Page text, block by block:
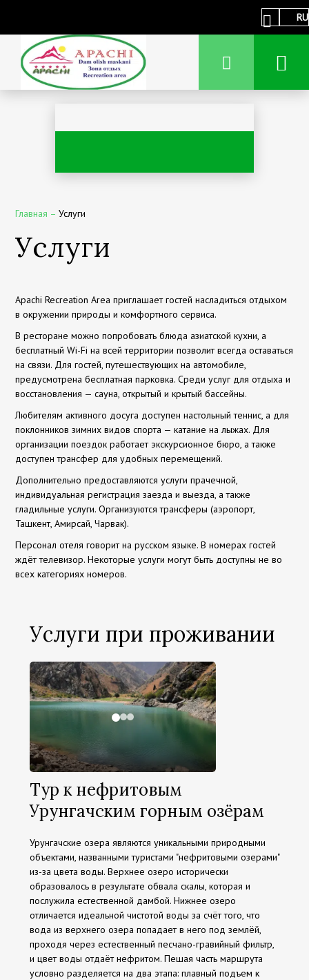
RU
Главная –Услуги
Услуги
Apachi Recreation Area приглашает гостей насладиться отдыхом
в окружении природы и комфортного сервиса.
В ресторане можно попробовать блюда азиатской кухни, а
бесплатный Wi-Fi на всей территории позволит всегда оставаться
на связи. Для гостей, путешествующих на автомобиле,
предусмотрена бесплатная парковка. Среди услуг для отдыха и
восстановления — сауна, открытый и крытый бассейны.
Любителям активного досуга доступен настольный теннис, а для
поклонников зимних видов спорта — катание на лыжах. Для
организации поездок работает экскурсионное бюро, а также
доступен трансфер для удобных перемещений.
Дополнительно предоставляются услуги прачечной,
индивидуальная регистрация заезда и выезда, а также
гладильные услуги. Организуются трансферы (аэропорт,
Ташкент, Амирсай, Чарвак).
Персонал отеля говорит на русском языке. В номерах гостей
ждёт телевизор. Некоторые услуги могут быть доступны не во
всех категориях номеров.
Услуги при проживании
Тур к нефритовым
Урунгачским горным озёрам
Урунгачские озера являются уникальными природными
объектами, названными туристами "нефритовыми озерами"
из-за цвета воды. Верхнее озеро исторически
образовалось в результате обвала скалы, которая и
послужила естественной дамбой. Нижнее озеро
отличается идеальной чистотой воды за счёт того, что
вода из верхнего озера попадает в него под землёй,
проходя через естественный песчано-гравийный фильтр,
и цвет воды отдаёт нефритом. Пешая часть маршрута
условно разделяется на два этапа: плавный подъем к